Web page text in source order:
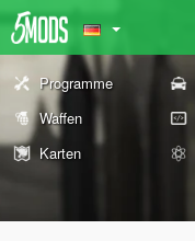
Programme
Waffen
Karten